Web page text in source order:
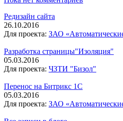
Редизайн сайта
26.10.2016
Для проекта: ЗАО
Разработка страницы"Изоляция"
05.03.2016
Для проекта: ЧЗТИ "Бизол"
Перенос на Битрикс 1С
05.03.2016
Для проекта: ЗАО